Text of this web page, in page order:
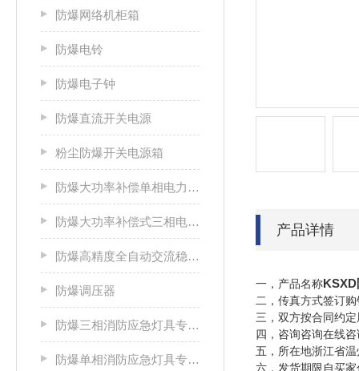
防爆网络机柜箱
防爆电铃
防爆电子钟
防爆直流开关电源
粉尘防爆开关电源箱
防爆大功率补偿单相电力稳压器
防爆大功率补偿式三相电力稳压器
防爆高精度全自动交流稳压电源
防爆调压器
防爆三相消防应急灯具专用应急电源箱
防爆单相消防应急灯具专用应急电源箱
产品详情
一，产品名称
二，传真方式签订
三，双方按合同约
四，咨询咨询在线
五，所在地浙江省
六，发货期限自买